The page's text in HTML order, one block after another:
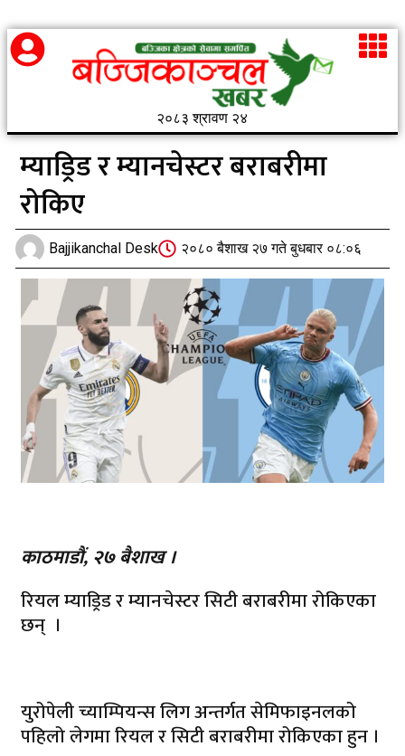
२०८३ श्रावण २४
म्याड्रिड र म्यानचेस्टर बराबरीमा
रोकिए
Bajjikanchal Desk २०८० बैशाख २७ गते बुधबार ०८:०६
काठमाडौं, २७ बैशाख ।
रियल म्याड्रिड र म्यानचेस्टर सिटी बराबरीमा रोकिएका
छन् ।
युरोपेली च्याम्पियन्स लिग अन्तर्गत सेमिफाइनलको
पहिलो लेगमा रियल र सिटी बराबरीमा रोकिएका हुन ।